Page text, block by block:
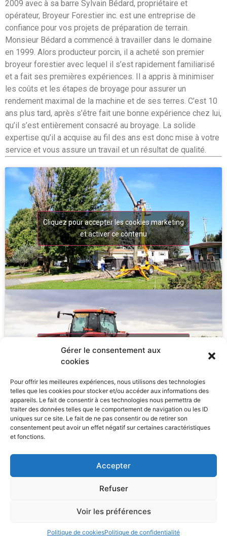
Gérer le consentement aux
cookies
Pour offrir les meilleures expériences, nous utilisons des technologies
telles que les cookies pour stocker et/ou accéder aux informations des
appareils. Le fait de consentir à ces technologies nous permettra de
traiter des données telles que le comportement de navigation ou les ID
uniques sur ce site. Le fait de ne pas consentir ou de retirer son
consentement peut avoir un effet négatif sur certaines caractéristiques
et fonctions.
Accepter
Refuser
Voir les préférences
Politique de cookiesPolitique de confidentialité
2009 avec à sa barre Sylvain Bédard, propriétaire et
opérateur, Broyeur Forestier inc. est une entreprise de
confiance pour vos projets de préparation de terrain.
Monsieur Bédard a commencé à travailler dans le domaine
en 1999. Alors producteur porcin, il a acheté son premier
broyeur forestier avec lequel il s’est rapidement familiarisé
et a fait ses premières expériences. Il a appris à minimiser
les coûts et les étapes de broyage pour assurer un
rendement maximal de la machine et de ses terres. C’est 10
ans plus tard, après s’être fait une bonne expérience chez lui,
qu’il s’est entièrement consacré au broyage. La solide
expertise qu’il a acquise au fil des ans est donc mise à votre
service et vous assure un travail et un résultat de qualité.
Cliquez pour accepter les cookies marketing
et activer ce contenu
Voir toutes nos autres vidéos
Broyeur Forestier © 2026
Création et conception de ce site